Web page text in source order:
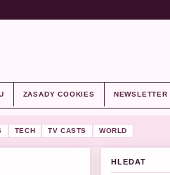
ZASADY COOKIES NEWSLETTER
TECH TV CASTS WORLD
HLEDAT